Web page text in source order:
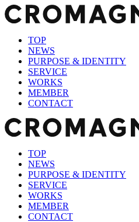
TOP
NEWS
PURPOSE & IDENTITY
SERVICE
WORKS
MEMBER
CONTACT
TOP
NEWS
PURPOSE & IDENTITY
SERVICE
WORKS
MEMBER
CONTACT